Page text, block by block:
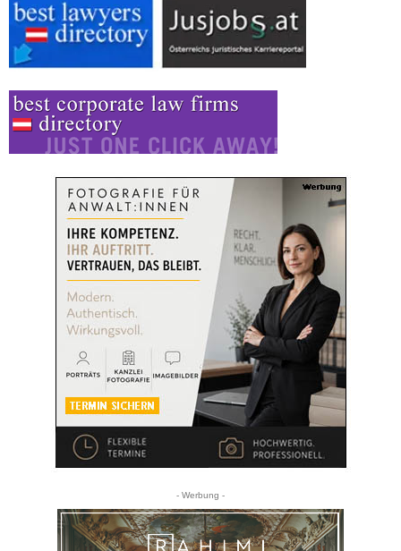
- Werbung -